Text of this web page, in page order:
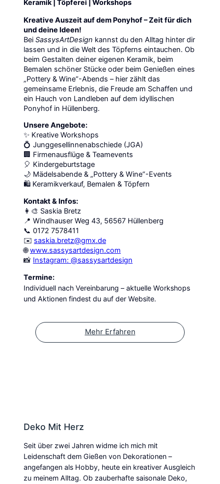
Keramik | Töpferei | Workshops
Kreative Auszeit auf dem Ponyhof – Zeit für dich
und deine Ideen!
Bei SassysArtDesign kannst du den Alltag hinter dir
lassen und in die Welt des Töpferns eintauchen. Ob
beim Gestalten deiner eigenen Keramik, beim
Bemalen schöner Stücke oder beim Genießen eines
„Pottery & Wine“-Abends – hier zählt das
gemeinsame Erlebnis, die Freude am Schaffen und
ein Hauch von Landleben auf dem idyllischen
Ponyhof in Hüllenberg.
Unsere Angebote:
✨ Kreative Workshops
💍 Junggesellinnenabschiede (JGA)
🏢 Firmenausflüge & Teamevents
🎈 Kindergeburtstage
🌙 Mädelsabende & „Pottery & Wine“-Events
🛍️ Keramikverkauf, Bemalen & Töpfern
Kontakt & Infos:
👩‍🎨 Saskia Bretz
📍 Windhauser Weg 43, 56567 Hüllenberg
📞 0172 7578411
✉️ saskia.bretz@gmx.de
🌐www.sassysartdesign.com
📸 Instagram: @sassysartdesign
Termine:
Individuell nach Vereinbarung – aktuelle Workshops
und Aktionen findest du auf der Website.
Mehr Erfahren
Deko Mit Herz
Seit über zwei Jahren widme ich mich mit
Leidenschaft dem Gießen von Dekorationen –
angefangen als Hobby, heute ein kreativer Ausgleich
zu meinem Alltag. Ob zauberhafte saisonale Deko,